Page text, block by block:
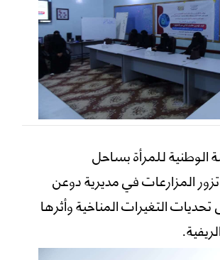
الوطنية للمرأة بساحل
المزارعات في مديرية دوعن
التغيرات المناخية وأثرها